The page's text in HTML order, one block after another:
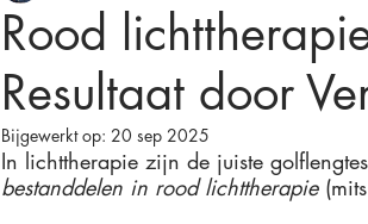
Rood
Resultaat door
Bijgewerkt op: 20 sep 2025
In lichttherapie zijn de juiste
bestanddelen in rood lichttherapie